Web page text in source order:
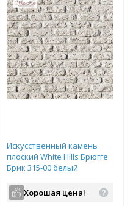
Искусственный камень
плоский White Hills Брюгге
Брик 315-00 белый
Хорошая цена!